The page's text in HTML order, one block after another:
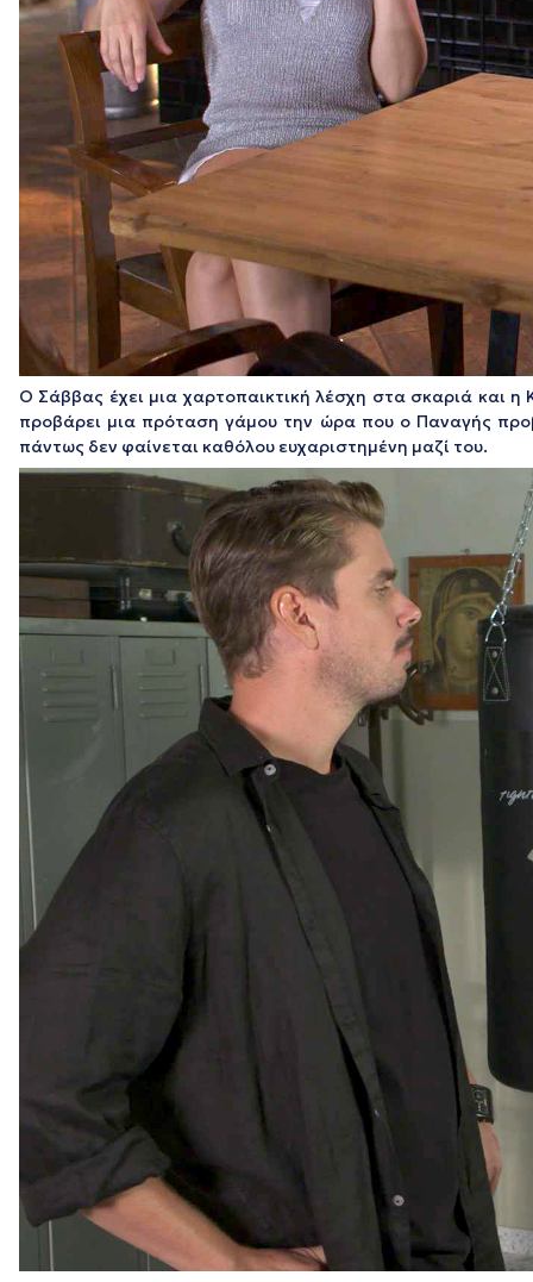
Ο Σάββας έχει μια χαρτοπαικτική λέσχη στα σκαριά και
προβάρει μια πρόταση γάμου την ώρα που ο Παναγής
πάντως δεν φαίνεται καθόλου ευχαριστημένη μαζί του.